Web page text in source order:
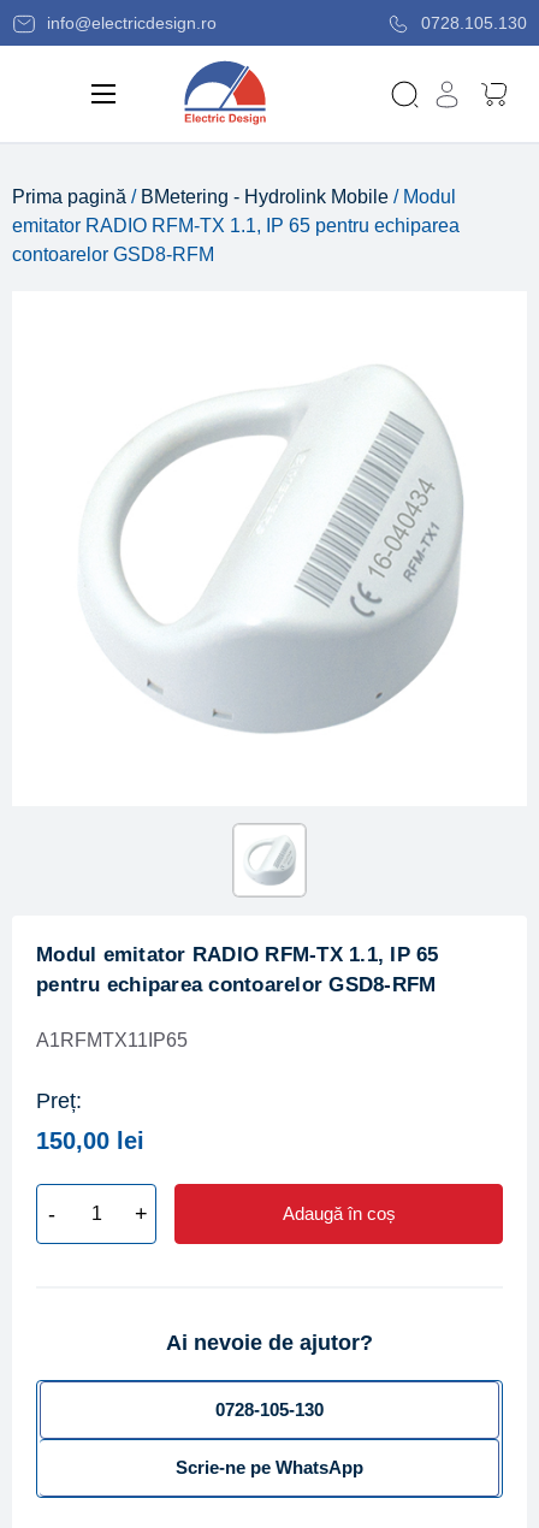
info@electricdesign.ro 0728.105.130
Prima pagină / BMetering - Hydrolink Mobile / Modul
emitator RADIO RFM-TX 1.1, IP 65 pentru echiparea
contoarelor GSD8-RFM
Modul emitator RADIO RFM-TX 1.1, IP 65
pentru echiparea contoarelor GSD8-RFM
A1RFMTX11IP65
Preț:
150,00 lei
-
Cantitate
TX
IP
pentru
+ Adaugă în coș
Ai nevoie de ajutor?
0728-105-130
Scrie-ne pe WhatsApp